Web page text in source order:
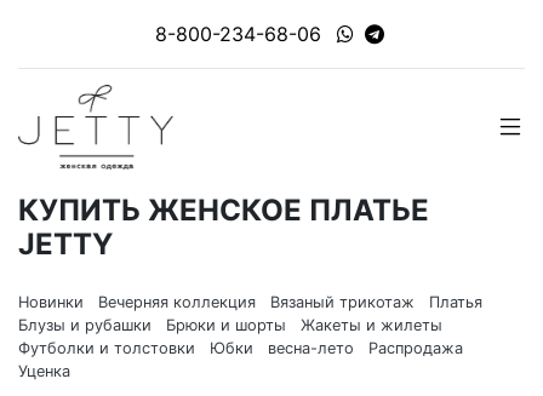
8-800-234-68-06
КУПИТЬ ЖЕНСКОЕ ПЛАТЬЕ
JETTY
Новинки Вечерняя коллекция Вязаный трикотаж
Платья
Блузы и рубашки
Брюки и шорты
Жакеты и жилеты
Футболки и толстовки
Юбки весна-лето
Распродажа
Уценка